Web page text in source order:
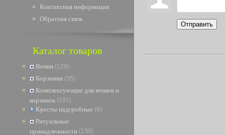
Контактная информация
Обратная связь
Каталог товаров
Венки (129)
Корзинки (35)
Комплектующие для венков и
корзинок (191)
Кресты надгробные (9)
Ритуальные
принадлежности (130)
Отправить